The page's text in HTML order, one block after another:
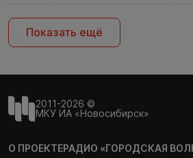
Показать ещё
2011-2026 ©
МКУ ИА «Новосибирск»
О ПРОЕКТЕРАДИО «ГОРОДСКАЯ